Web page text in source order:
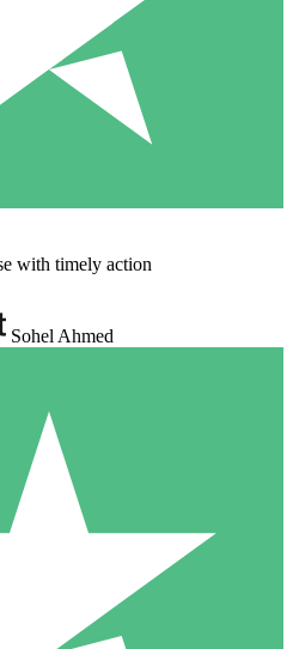
with timely action
Sohel Ahmed